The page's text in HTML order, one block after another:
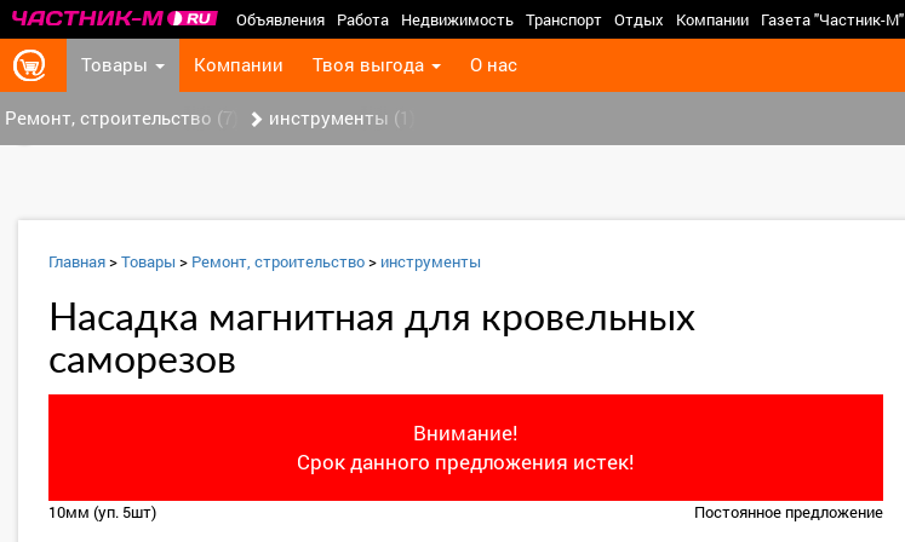
Объявления Работа Недвижимость Транспорт Отдых Компании Газета "Частник-М"
Товары Компании Твоя выгода О нас
>
Ремонт, строительство (7) инструменты (1)
Главная>Товары > Ремонт, строительство> инструменты
Насадка магнитная для кровельных
саморезов
Внимание!
Срок данного предложения истек!
10мм (уп. 5шт) Постоянное предложение
‹